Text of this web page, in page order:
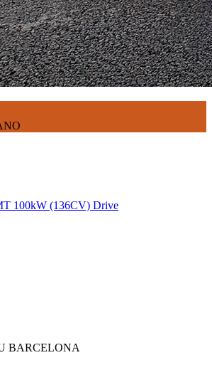
100kW (136CV) Drive
BARCELONA